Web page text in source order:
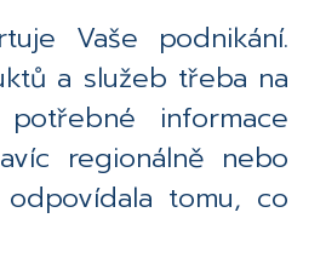
Vaše podnikání.
a služeb třeba na
informace
regionálně nebo
tomu, co